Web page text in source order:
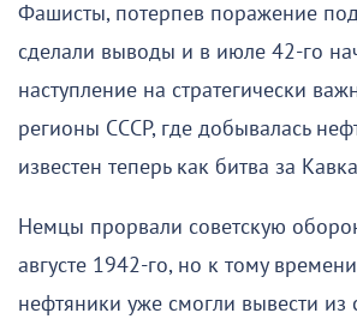
Фашисты, потерпев поражение
сделали выводы и в июле 42-го
наступление на стратегически
регионы СССР, где добывалась
известен теперь как битва за
Немцы прорвали советскую
августе 1942-го, но к тому
нефтяники уже смогли вывести из